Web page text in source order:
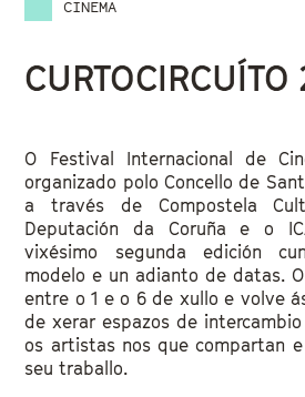
CINEMA
Vostede está aquí
O Festival Internacional de
organizado polo Concello de
a través de Compostela
Deputación da Coruña e o
vixésimo segunda edición
modelo e un adianto de datas.
entre o 1 e o 6 de xullo e volve
de xerar espazos de
os artistas nos que compartan
seu traballo.